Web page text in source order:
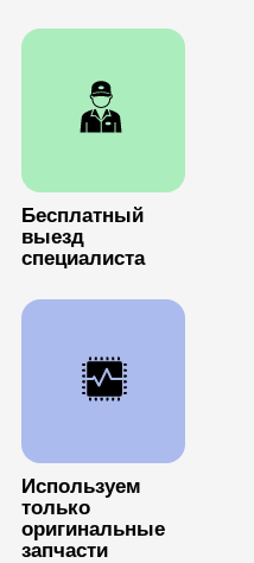
Бесплатный
выезд
специалиста
Используем
только
оригинальные
запчасти